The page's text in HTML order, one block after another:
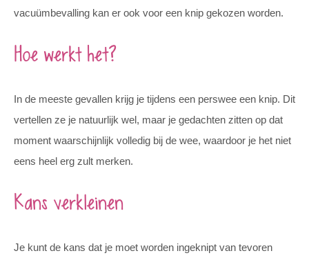
vacuümbevalling kan er ook voor een knip gekozen worden.
Hoe werkt het?
In de meeste gevallen krijg je tijdens een perswee een knip. Dit
vertellen ze je natuurlijk wel, maar je gedachten zitten op dat
moment waarschijnlijk volledig bij de wee, waardoor je het niet
eens heel erg zult merken.
Kans verkleinen
Je kunt de kans dat je moet worden ingeknipt van tevoren